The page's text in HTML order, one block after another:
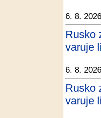
6. 8.
Rusko
varuje
6. 8.
Rusko
varuje